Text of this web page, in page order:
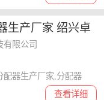
生产厂家 绍兴卓
应
限公司
查看详细
配器生产厂家,分配器